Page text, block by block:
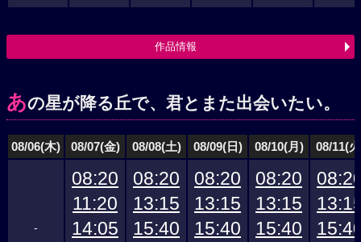
作品情報
あの星が降る丘で、君とまた出会いたい。
08/06(木) 08/07(金) 08/08(土) 08/09(日) 08/10(月) 08/11(
-
08:20
11:20
14:05
08:20
13:15
15:40
08:20
13:15
15:40
08:20
13:15
15:40